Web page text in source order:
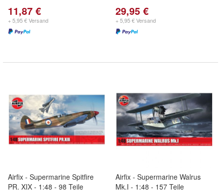
11,87 €
+ 5,95 € Versand
29,95 €
+ 5,95 € Versand
Airfix - Supermarine Spitfire
PR. XIX - 1:48 - 98 Teile
Airfix - Supermarine Walrus
Mk.I - 1:48 - 157 Teile